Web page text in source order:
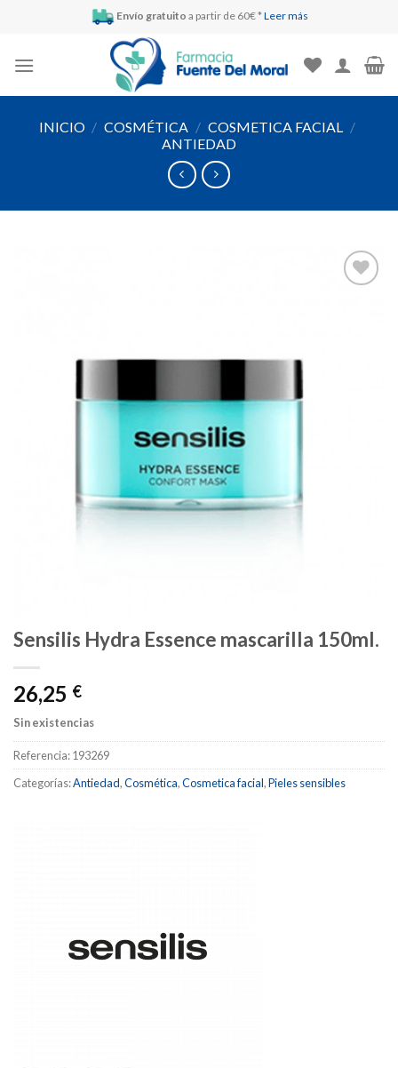
Envío gratuito a partir de 60€ * Leer más
INICIO / COSMÉTICA / COSMETICA FACIAL /
ANTIEDAD
Sensilis Hydra Essence mascarilla 150ml.
26,25 €
Sin existencias
Referencia:193269
Categorías:Antiedad,Cosmética,Cosmetica facial,Pieles sensibles